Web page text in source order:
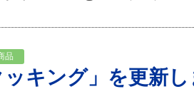
品
ッキング」を更新